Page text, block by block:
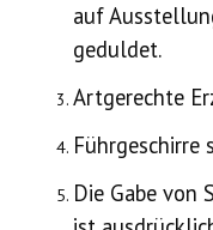
auf
geduldet.
Artgerechte
Führgeschirre
Die Gabe von